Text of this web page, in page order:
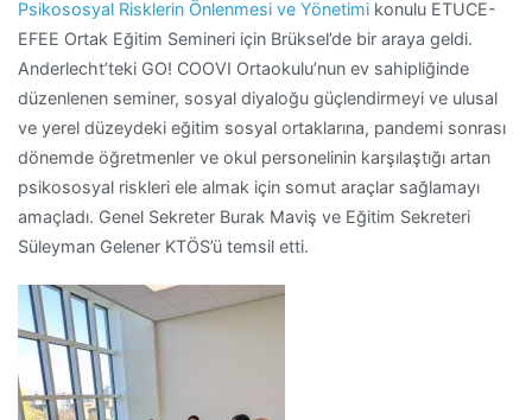
Psikososyal Risklerin Önlenmesi ve Yönetimi konulu ETUCE-
EFEE Ortak Eğitim Semineri için Brüksel’de bir araya geldi.
Anderlecht’teki GO! COOVI Ortaokulu’nun ev sahipliğinde
düzenlenen seminer, sosyal diyaloğu güçlendirmeyi ve ulusal
ve yerel düzeydeki eğitim sosyal ortaklarına, pandemi sonrası
dönemde öğretmenler ve okul personelinin karşılaştığı artan
psikososyal riskleri ele almak için somut araçlar sağlamayı
amaçladı. Genel Sekreter Burak Maviş ve Eğitim Sekreteri
Süleyman Gelener KTÖS’ü temsil etti.